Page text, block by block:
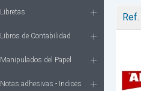
Libretas
Libros de Contabilidad
Manipulados del Papel
Notas adhesivas - Indices
Ref.